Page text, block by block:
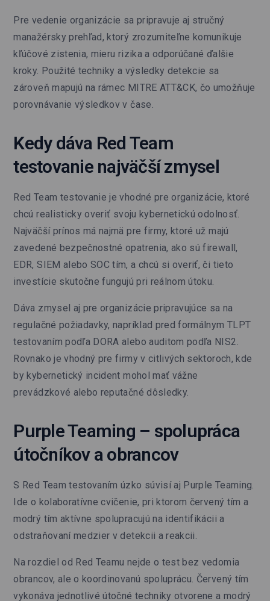
Pre vedenie organizácie sa pripravuje aj stručný
manažérsky prehľad, ktorý zrozumiteľne komunikuje
kľúčové zistenia, mieru rizika a odporúčané ďalšie
kroky. Použité techniky a výsledky detekcie sa
zároveň mapujú na rámec MITRE ATT&CK, čo umožňuje
porovnávanie výsledkov v čase.
Kedy dáva Red Team
testovanie najväčší zmysel
Red Team testovanie je vhodné pre organizácie, ktoré
chcú realisticky overiť svoju kybernetickú odolnosť.
Najväčší prínos má najmä pre firmy, ktoré už majú
zavedené bezpečnostné opatrenia, ako sú firewall,
EDR, SIEM alebo SOC tím, a chcú si overiť, či tieto
investície skutočne fungujú pri reálnom útoku.
Dáva zmysel aj pre organizácie pripravujúce sa na
regulačné požiadavky, napríklad pred formálnym TLPT
testovaním podľa DORA alebo auditom podľa NIS2.
Rovnako je vhodný pre firmy v citlivých sektoroch, kde
by kybernetický incident mohol mať vážne
prevádzkové alebo reputačné dôsledky.
Purple Teaming – spolupráca
útočníkov a obrancov
S Red Team testovaním úzko súvisí aj Purple Teaming.
Ide o kolaboratívne cvičenie, pri ktorom červený tím a
modrý tím aktívne spolupracujú na identifikácii a
odstraňovaní medzier v detekcii a reakcii.
Na rozdiel od Red Teamu nejde o test bez vedomia
obrancov, ale o koordinovanú spoluprácu. Červený tím
vykonáva jednotlivé útočné techniky otvorene a modrý